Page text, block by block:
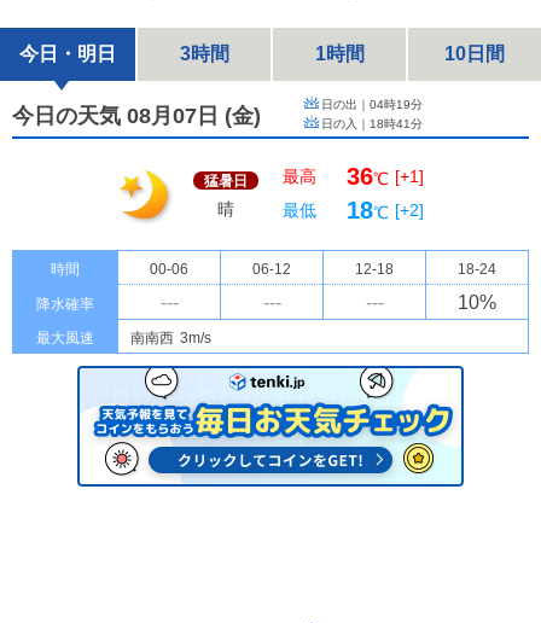
今日・明日 3時間 1時間 10日間
今日の天気 08月07日 (金) 日の出｜ 04時19分
日の入｜ 18時41分
猛暑日
晴
最高 36℃ [+1]
最低
18℃ [+2]
時間 00-06 06-12 12-18 18-24
降水確率 --- --- --- 10%
最大風速 南南西 3m/s